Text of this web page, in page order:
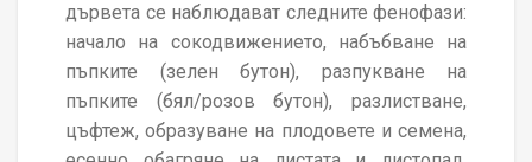
дървета се наблюдават следните фенофази:
начало на сокодвижението, набъбване на
пъпките (зелен бутон), разпукване на
пъпките (бял/розов бутон), разлистване,
цъфтеж, образуване на плодовете и семена,